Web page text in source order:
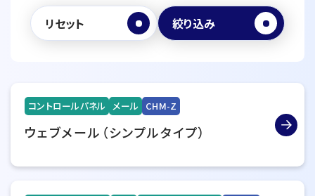
リセット 絞り込み
コントロールパネル メール CHM-Z
ウェブメール（シンプルタイプ）